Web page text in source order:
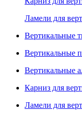
Ламели для
Вертикальные
Вертикальные
Вертикальные
Карниз для
Ламели для